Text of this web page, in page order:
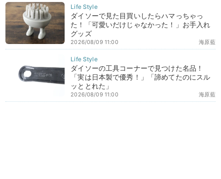
ダイソーで見た目買いしたらハマっちゃっ
た！「可愛いだけじゃなかった！」お手入れ
グッズ
海原藍
2026/08/09 11:00
ダイソーの工具コーナーで見つけた名品！
「実は日本製で優秀！」「諦めてたのにスル
ッととれた」
海原藍
2026/08/09 11:00